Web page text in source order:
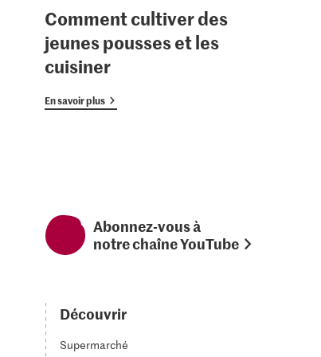
Comment cultiver des
jeunes pousses et les
cuisiner
En savoir plus
Abonnez-vous à
notre chaîne YouTube
Découvrir
Supermarché